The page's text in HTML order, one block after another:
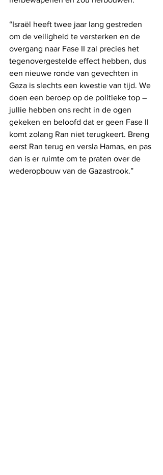
“Israël heeft twee jaar lang gestreden
om de veiligheid te versterken en de
overgang naar Fase II zal precies het
tegenovergestelde effect hebben, dus
een nieuwe ronde van gevechten in
Gaza is slechts een kwestie van tijd. We
doen een beroep op de politieke top –
jullie hebben ons recht in de ogen
gekeken en beloofd dat er geen Fase II
komt zolang Ran niet terugkeert. Breng
eerst Ran terug en versla Hamas, en pas
dan is er ruimte om te praten over de
wederopbouw van de Gazastrook.”